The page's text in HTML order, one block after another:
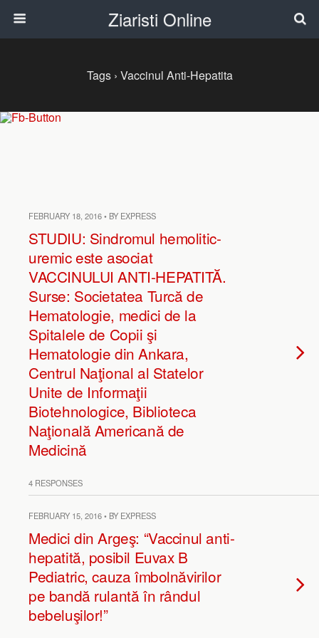
Ziaristi Online
Tags › Vaccinul Anti-Hepatita
FEBRUARY 18, 2016 • BY EXPRESS
STUDIU: Sindromul hemolitic-
uremic este asociat
VACCINULUI ANTI-HEPATITĂ.
Surse: Societatea Turcă de
Hematologie, medici de la
Spitalele de Copii şi
Hematologie din Ankara,
Centrul Naţional al Statelor
Unite de Informaţii
Biotehnologice, Biblioteca
Naţională Americană de
Medicină
4 RESPONSES
FEBRUARY 15, 2016 • BY EXPRESS
Medici din Argeş: “Vaccinul anti-
hepatită, posibil Euvax B
Pediatric, cauza îmbolnăvirilor
pe bandă rulantă în rândul
bebeluşilor!”